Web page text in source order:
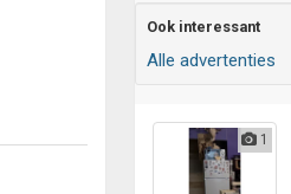
Ook interessant
Alle advertenties
1